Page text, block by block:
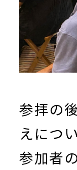
参拝の
えにつ
参加者